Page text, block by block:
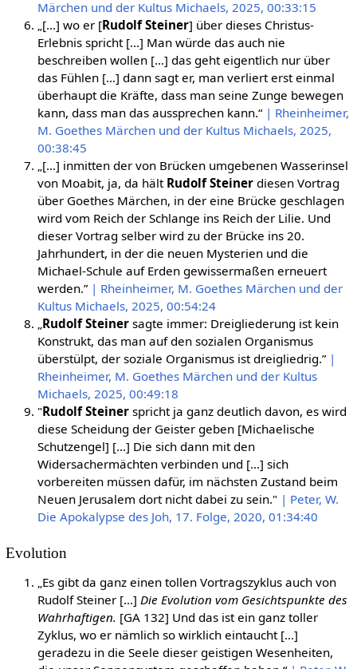
Märchen und der Kultus Michaels, 2025, 00:33:15
„[…] wo er [Rudolf Steiner] über dieses Christus-
Erlebnis spricht […] Man würde das auch nie
beschreiben wollen […] das geht eigentlich nur über
das Fühlen […] dann sagt er, man verliert erst einmal
überhaupt die Kräfte, dass man seine Zunge bewegen
kann, dass man das aussprechen kann.“ | Rheinheimer,
M. Goethes Märchen und der Kultus Michaels, 2025,
00:38:45
„[…] inmitten der von Brücken umgebenen Wasserinsel
von Moabit, ja, da hält Rudolf Steinerdiesen Vortrag
über Goethes Märchen, in der eine Brücke geschlagen
wird vom Reich der Schlange ins Reich der Lilie. Und
dieser Vortrag selber wird zu der Brücke ins 20.
Jahrhundert, in der die neuen Mysterien und die
Michael-Schule auf Erden gewissermaßen erneuert
werden.” | Rheinheimer, M. Goethes Märchen und der
Kultus Michaels, 2025, 00:54:24
Rudolf Steinersagte immer: Dreigliederung ist kein
Konstrukt, das man auf den sozialen Organismus
überstülpt, der soziale Organismus ist dreigliedrig.” |
Rheinheimer, M. Goethes Märchen und der Kultus
Michaels, 2025, 00:49:18
"Rudolf Steinerspricht ja ganz deutlich davon, es wird
diese Scheidung der Geister geben [Michaelische
Schutzengel] […] Die sich dann mit den
Widersachermächten verbinden und […] sich
vorbereiten müssen dafür, im nächsten Zustand beim
Neuen Jerusalem dort nicht dabei zu sein." | Peter, W.
Die Apokalypse des Joh, 17. Folge, 2020, 01:34:40
Evolution
„Es gibt da ganz einen tollen Vortragszyklus auch von
Rudolf Steiner […] Die Evolution vom Gesichtspunkte des
Wahrhaftigen. [GA 132] Und das ist ein ganz toller
Zyklus, wo er nämlich so wirklich eintaucht […]
geradezu in die Seele dieser geistigen Wesenheiten,